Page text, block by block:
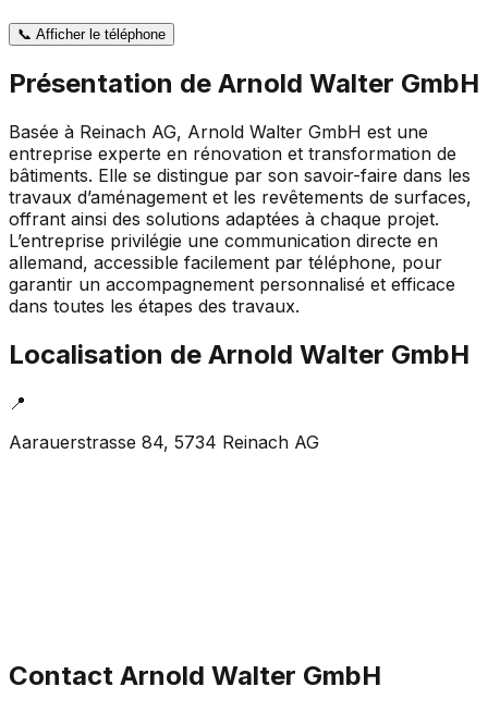
📞 Afficher le téléphone
Présentation de Arnold Walter GmbH
Basée à Reinach AG, Arnold Walter GmbH est une
entreprise experte en rénovation et transformation de
bâtiments. Elle se distingue par son savoir-faire dans les
travaux d’aménagement et les revêtements de surfaces,
offrant ainsi des solutions adaptées à chaque projet.
L’entreprise privilégie une communication directe en
allemand, accessible facilement par téléphone, pour
garantir un accompagnement personnalisé et efficace
dans toutes les étapes des travaux.
Localisation de Arnold Walter GmbH
📍
Aarauerstrasse 84, 5734 Reinach AG
Contact Arnold Walter GmbH